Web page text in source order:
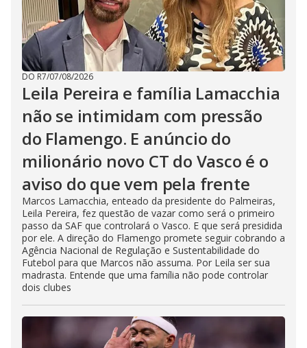
DO R7/07/08/2026
Leila Pereira e família Lamacchia
não se intimidam com pressão
do Flamengo. E anúncio do
milionário novo CT do Vasco é o
aviso do que vem pela frente
Marcos Lamacchia, enteado da presidente do Palmeiras,
Leila Pereira, fez questão de vazar como será o primeiro
passo da SAF que controlará o Vasco. E que será presidida
por ele. A direção do Flamengo promete seguir cobrando a
Agência Nacional de Regulação e Sustentabilidade do
Futebol para que Marcos não assuma. Por Leila ser sua
madrasta. Entende que uma família não pode controlar
dois clubes